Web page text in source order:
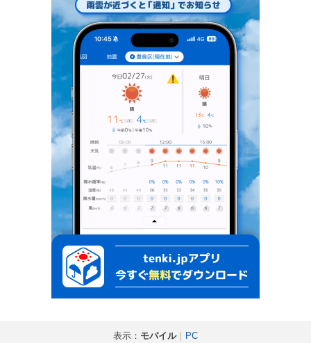
表示： モバイル｜ PC